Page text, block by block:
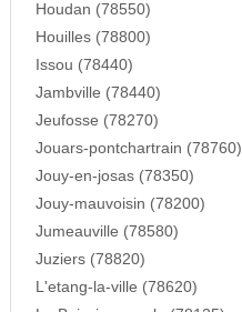
Houdan (78550)
Houilles (78800)
Issou (78440)
Jambville (78440)
Jeufosse (78270)
Jouars-pontchartrain (78760)
Jouy-en-josas (78350)
Jouy-mauvoisin (78200)
Jumeauville (78580)
Juziers (78820)
L'etang-la-ville (78620)